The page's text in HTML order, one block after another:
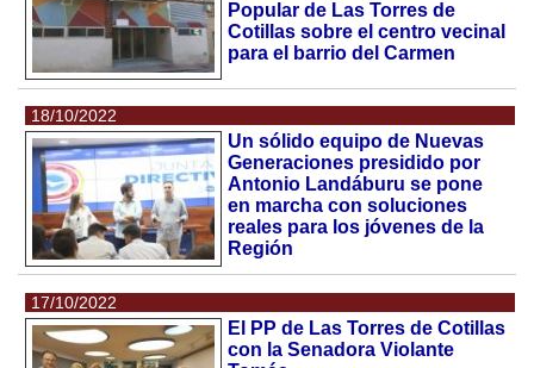
Popular de Las Torres de
Cotillas sobre el centro vecinal
para el barrio del Carmen
18/10/2022
Un sólido equipo de Nuevas
Generaciones presidido por
Antonio Landáburu se pone
en marcha con soluciones
reales para los jóvenes de la
Región
17/10/2022
El PP de Las Torres de Cotillas
con la Senadora Violante